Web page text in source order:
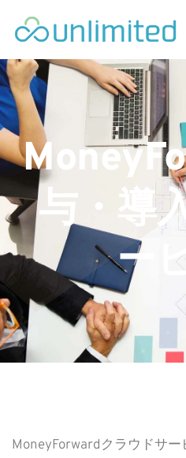
与・導
ー
MoneyForwardクラウドサ